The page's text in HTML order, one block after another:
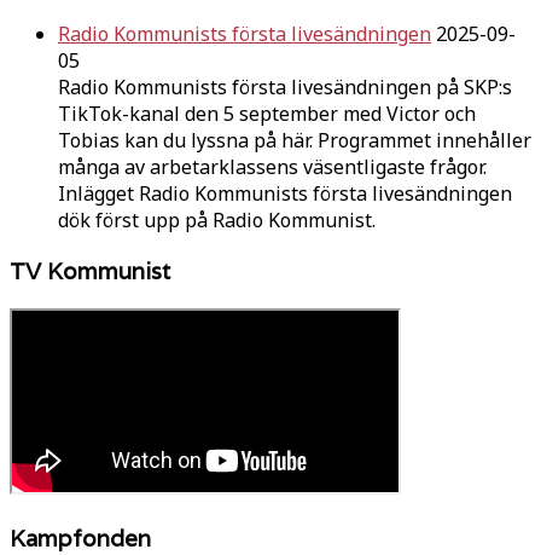
Radio Kommunists första livesändningen 2025-09-
05
Radio Kommunists första livesändningen på SKP:s
TikTok-kanal den 5 september med Victor och
Tobias kan du lyssna på här. Programmet innehåller
många av arbetarklassens väsentligaste frågor.
Inlägget Radio Kommunists första livesändningen
dök först upp på Radio Kommunist.
TV Kommunist
Kampfonden